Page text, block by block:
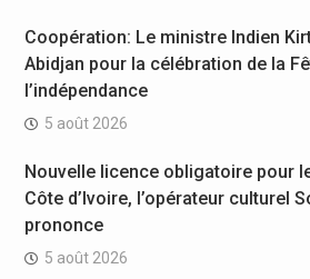
Coopération: Le ministre Indien
Abidjan pour la célébration de la
l’indépendance
5 août 2026
Nouvelle licence obligatoire pour
Côte d’Ivoire, l’opérateur culturel
prononce
5 août 2026